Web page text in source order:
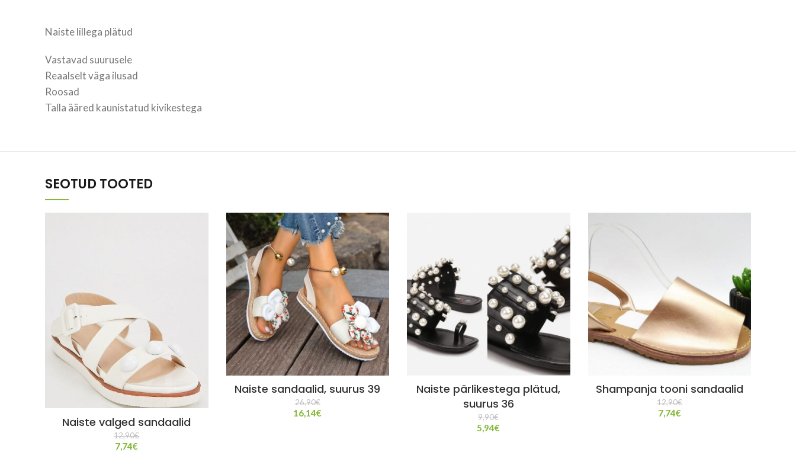
Naiste lillega plätud
Vastavad suurusele
Reaalselt väga ilusad
Roosad
Talla ääred kaunistatud kivikestega
SEOTUD TOOTED
Naiste valged sandaalid
12,90€
7,74€
Naiste sandaalid, suurus 39
26,90€
16,14€
Naiste pärlikestega plätud,
suurus 36
9,90€
5,94€
Shampanja tooni sandaalid
12,90€
7,74€